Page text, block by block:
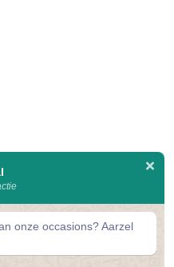
onze occasions? Aarzel